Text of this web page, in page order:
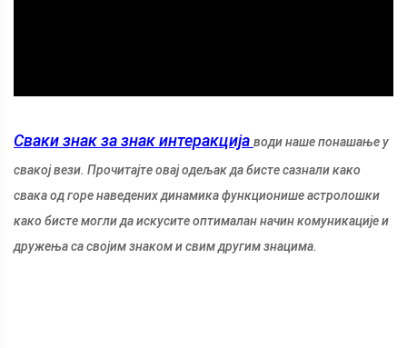
Сваки знак за знакинтеракција води наше понашање у
свакој вези. Прочитајте овај одељак да бисте сазнали како
свака од горе наведених динамика функционише астролошки
како бисте могли да искусите оптималан начин комуникације и
дружења са својим знаком и свим другим знацима.